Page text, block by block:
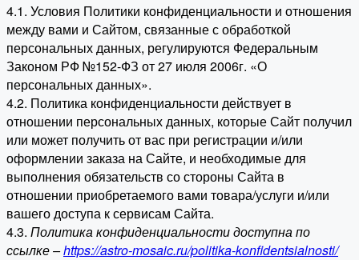
4.1. Условия Политики конфиденциальности и отношения
между вами и Сайтом, связанные с обработкой
персональных данных, регулируются Федеральным
Законом РФ №152-ФЗ от 27 июля 2006г. «О
персональных данных».
4.2. Политика конфиденциальности действует в
отношении персональных данных, которые Сайт получил
или может получить от вас при регистрации и/или
оформлении заказа на Сайте, и необходимые для
выполнения обязательств со стороны Сайта в
отношении приобретаемого вами товара/услуги и/или
вашего доступа к сервисам Сайта.
4.3. Политика конфиденциальности доступна по
ссылке –https://astro-mosaic.ru/politika-konfidentsialnosti/